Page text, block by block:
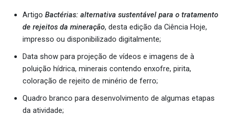
Artigo Bactérias: alternativa sustentável para o tratamento
de rejeitos da mineração, desta edição da Ciência Hoje,
impresso ou disponibilizado digitalmente;
Data show para projeção de vídeos e imagens de à
poluição hídrica, minerais contendo enxofre, pirita,
coloração de rejeito de minério de ferro;
Quadro branco para desenvolvimento de algumas etapas
da atividade;